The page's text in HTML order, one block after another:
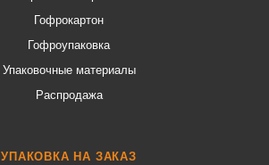
Гофрокартон
Гофроупаковка
Упаковочные материалы
Распродажа
УПАКОВКА НА ЗАКАЗ